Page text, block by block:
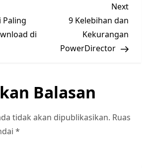
Paling
di
Next
Post
Next
9 Kelebihan dan
Kekurangan
PowerDirector
Balasan
tidak akan dipublikasikan. Ruas
*